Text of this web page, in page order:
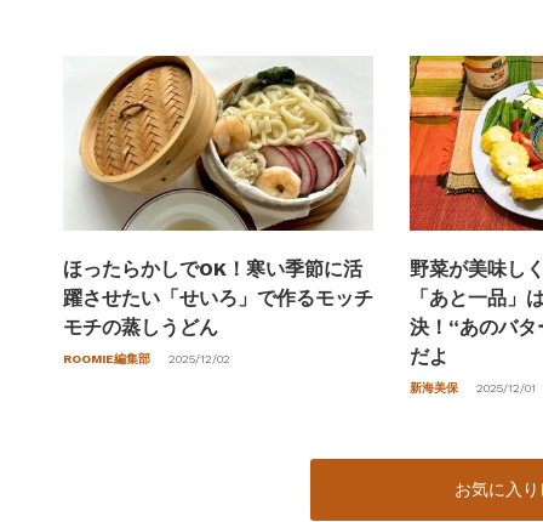
ほったらかしでOK！寒い季節に活
躍させたい「せいろ」で作るモッチ
モチの蒸しうどん
ROOMIE編集部 2025/12/02
野菜が美味し
「あと一品」
決！“あのバ
だよ
新海美保 2025/12/01
お気に入